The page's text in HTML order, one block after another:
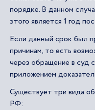
порядке. В данном
этого является 1 год
Если данный срок был
причинам, то есть
через обращение в суд
приложением
Существует три вида
РФ: